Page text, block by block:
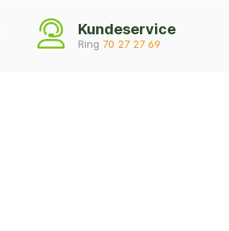
Kundeservice
Ring 70 27 27 69